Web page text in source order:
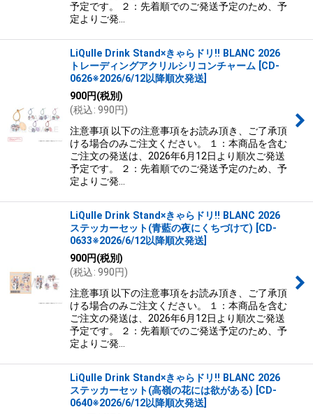
予定です。 ２：先着順でのご発送予定のため、予
定よりご発…
LiQulle Drink Stand×きゃらドリ!! BLANC 2026
トレーディングアクリルシリコンチャーム
CD-
0626※2026/6/12以降順次発送
900円(税別)
(税込: 990円)
注意事項 以下の注意事項をお読み頂き、ご了承頂
ける場合のみご注文ください。 １：本商品を含む
ご注文の発送は、2026年6月12日より順次ご発送
予定です。 ２：先着順でのご発送予定のため、予
定よりご発…
LiQulle Drink Stand×きゃらドリ!! BLANC 2026
ステッカーセット(青藍の夜にくちづけて)
CD-
0633※2026/6/12以降順次発送
900円(税別)
(税込: 990円)
注意事項 以下の注意事項をお読み頂き、ご了承頂
ける場合のみご注文ください。 １：本商品を含む
ご注文の発送は、2026年6月12日より順次ご発送
予定です。 ２：先着順でのご発送予定のため、予
定よりご発…
LiQulle Drink Stand×きゃらドリ!! BLANC 2026
ステッカーセット(高嶺の花には欲がある)
CD-
0640※2026/6/12以降順次発送